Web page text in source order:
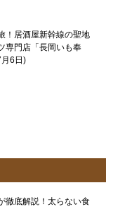
！居酒屋新幹線の聖地
専門店「長岡いも奉
6日
徹底解説！太らない食